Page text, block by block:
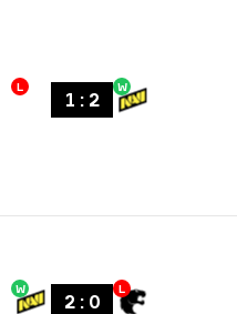
L
1 : 2
W
W
2: 0
L